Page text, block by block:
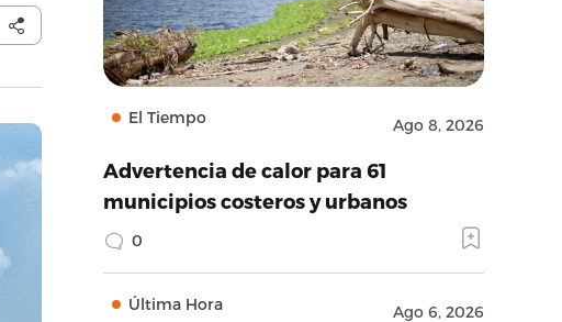
El Tiempo Ago 8, 2026
Advertencia de calor para 61
municipios costeros y urbanos
0
Última Hora Ago 6, 2026